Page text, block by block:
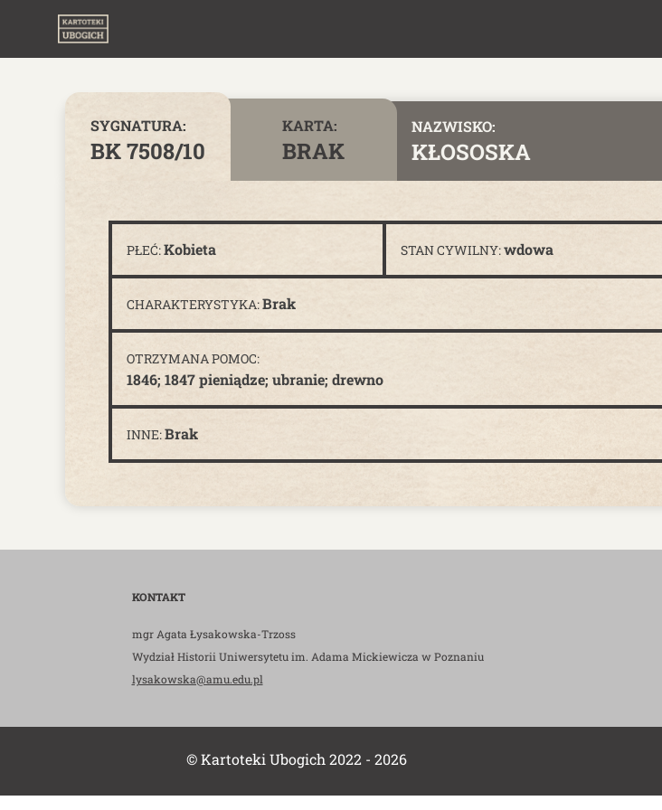
SYGNATURA:
BK 7508/10
KARTA:
BRAK
NAZWISKO:
KŁOSOSKA
PŁEĆ:Kobieta STAN CYWILNY:wdowa
CHARAKTERYSTYKA:Brak
OTRZYMANA POMOC:
1846; 1847 pieniądze; ubranie; drewno
INNE:Brak
KONTAKT
mgr Agata Łysakowska-Trzoss
Wydział Historii Uniwersytetu im. Adama Mickiewicza w Poznaniu
lysakowska@amu.edu.pl
© Kartoteki Ubogich 2022 - 2026